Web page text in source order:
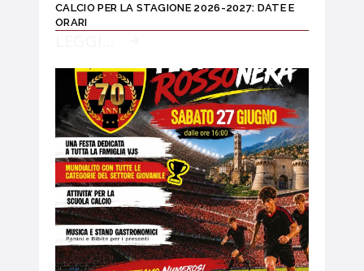
CALCIO PER LA STAGIONE 2026-2027: DATE E
ORARI